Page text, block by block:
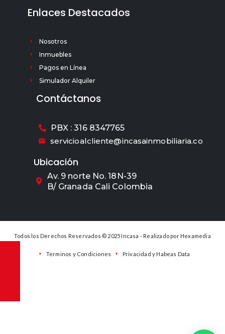
Enlaces Destacados
Nosotros
Inmuebles
Pagos en Línea
Simulador Alquiler
Contáctanos
PBX : 316 8347765
servicioalcliente@incasainmobiliaria.co
Ubicación
Av. 9 norte No. 18N-39
B/ Granada Cali Colombia
Todos los Derechos Reservados © 2025 Incasa - Realizado por Hexamedia
Terminos y Condiciones Privacidad y Habeas Data